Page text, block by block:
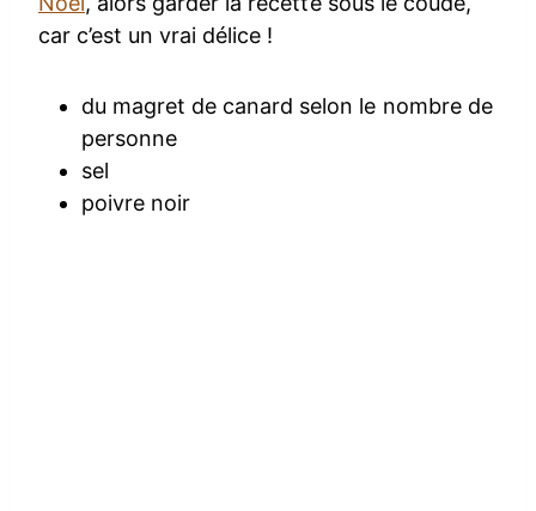
car c’est un vrai délice !
du magret de canard selon le nombre de
personne
sel
poivre noir